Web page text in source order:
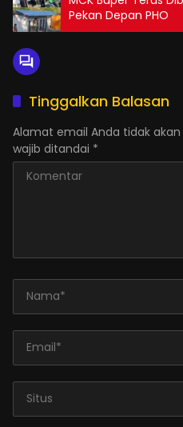
Pekan Depan PHO
Tinggalkan Balasan
Alamat email Anda tidak akan
wajib ditandai *